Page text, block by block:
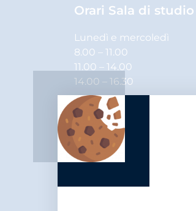
Orari Sala di studio
Lunedì e mercoledì
8.00 – 11.00
11.00 – 14.00
14.00 – 16.30
Martedì, giovedì e venerdì
8.00 – 11.00
11.00 – 14.00